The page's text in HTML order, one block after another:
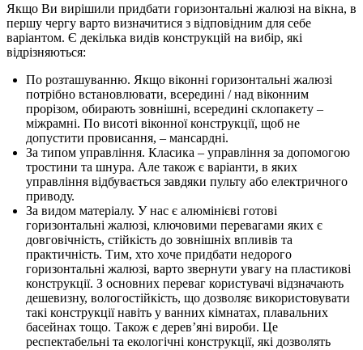
Якщо Ви вирішили придбати горизонтальні жалюзі на вікна, в
першу чергу варто визначитися з відповідним для себе
варіантом. Є декілька видів конструкцій на вибір, які
відрізняються:
По розташуванню. Якщо віконні горизонтальні жалюзі
потрібно встановлювати, всередині / над віконним
прорізом, обирають зовнішні, всередині склопакету –
міжрамні. По висоті віконної конструкції, щоб не
допустити провисання, – мансардні.
За типом управління. Класика – управління за допомогою
тростини та шнура. Але також є варіанти, в яких
управління відбувається завдяки пульту або електричного
приводу.
За видом матеріалу. У нас є алюмінієві готові
горизонтальні жалюзі, ключовими перевагами яких є
довговічність, стійкість до зовнішніх впливів та
практичність. Тим, хто хоче придбати недорого
горизонтальні жалюзі, варто звернути увагу на пластикові
конструкції. З основних переваг користувачі відзначають
дешевизну, вологостійкість, що дозволяє використовувати
такі конструкції навіть у ванних кімнатах, плавальних
басейнах тощо. Також є дерев’яні вироби. Це
респектабельні та екологічні конструкції, які дозволять